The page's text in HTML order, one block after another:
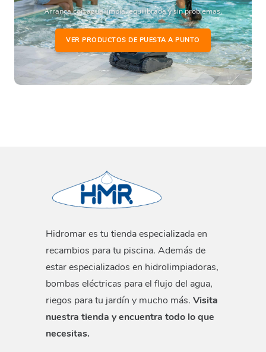
Arranca con agua limpia, equilibrada y sin problemas.
VER PRODUCTOS DE PUESTA A PUNTO
Hidromar es tu tienda especializada en
recambios para tu piscina. Además de
estar especializados en hidrolimpiadoras,
bombas eléctricas para el flujo del agua,
riegos para tu jardín y mucho más. Visita
nuestra tienda y encuentra todo lo que
necesitas.